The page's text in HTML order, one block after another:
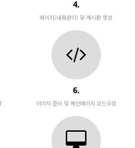
4.
페이지(내용관리) 및 게시판 생성
6.
이미지 준비 및 메인페이지 코드수정